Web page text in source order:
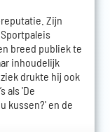
Zijn
breed publiek te
inhoudelijk
drukte hij ook
als 'De
kussen?' en de